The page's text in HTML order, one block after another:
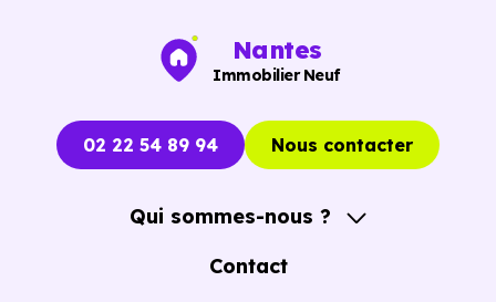
opportunités concrètes.
Nantes
Immobilier Neuf
02 22 54 89 94 Nous contacter
Qui sommes-nous ?
A propos
Contact